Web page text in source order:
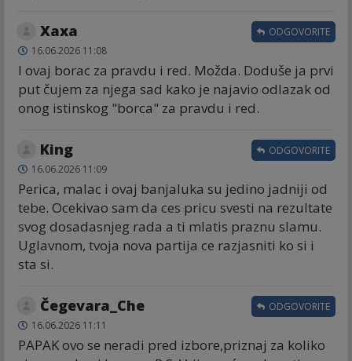
Хаха
16.06.2026 11:08
I ovaj borac za pravdu i red. Možda. Doduše ja prvi
put čujem za njega sad kako je najavio odlazak od
onog istinskog "borca" za pravdu i red.
ODGOVORITE
King
16.06.2026 11:09
Perica, malac i ovaj banjaluka su jedino jadniji od
tebe. Ocekivao sam da ces pricu svesti na rezultate
svog dosadasnjeg rada a ti mlatis praznu slamu.
Uglavnom, tvoja nova partija ce razjasniti ko si i
sta si.
ODGOVORITE
Čegevara_Che
16.06.2026 11:11
PAPAK ovo se neradi pred izbore,priznaj za koliko
ODGOVORITE